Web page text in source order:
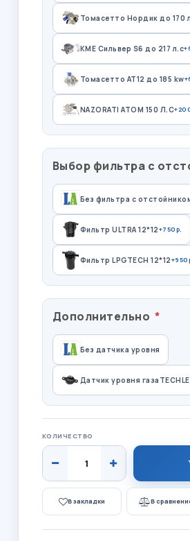
Томасетто Нордик до 170
КМЕ Сильвер S6 до 217 л.с
Томасетто АТ12 до 185 kw
NAZORATI ATOM 150 Л.С
Выбор фильтра с
Без фильтра с
Фильтр ULTRA 12*12+750р.
Фильтр LPGTECH 12*12
Дополнительно
Без датчика уровня
Датчик уровня
КОЛИЧЕСТВО
В закладки В